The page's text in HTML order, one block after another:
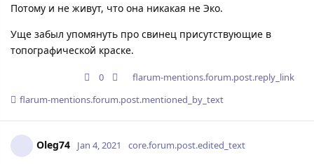
Потому и не живут, что она никакая не Эко.
Уще забыл упомянуть про свинец присутствующие в
топографической краске.
0
flarum-mentions.forum.post.reply_link
flarum-mentions.forum.post.mentioned_by_text
Oleg74 Jan 4, 2021 core.forum.post.edited_text